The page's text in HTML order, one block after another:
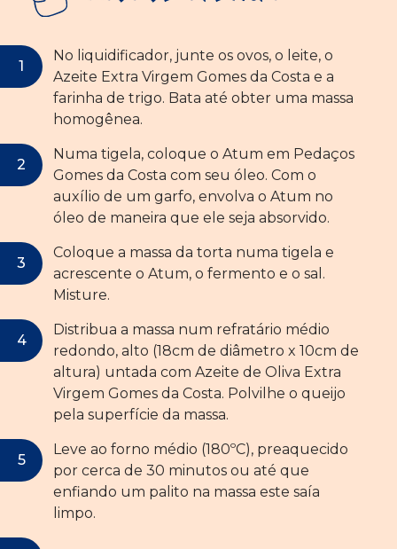
No liquidificador, junte os ovos, o leite, o
Azeite Extra Virgem Gomes da Costa e a
farinha de trigo. Bata até obter uma massa
homogênea.
Numa tigela, coloque o Atum em Pedaços
Gomes da Costa com seu óleo. Com o
auxílio de um garfo, envolva o Atum no
óleo de maneira que ele seja absorvido.
Coloque a massa da torta numa tigela e
acrescente o Atum, o fermento e o sal.
Misture.
Distribua a massa num refratário médio
redondo, alto (18cm de diâmetro x 10cm de
altura) untada com Azeite de Oliva Extra
Virgem Gomes da Costa. Polvilhe o queijo
pela superfície da massa.
Leve ao forno médio (180ºC), preaquecido
por cerca de 30 minutos ou até que
enfiando um palito na massa este saía
limpo.